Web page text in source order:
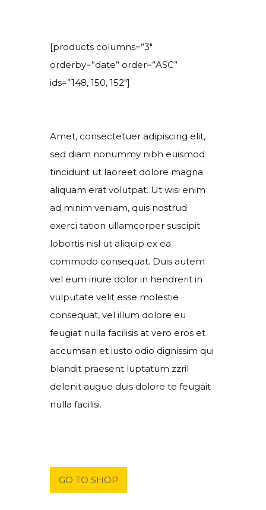
[products columns=”3″
orderby=”date” order=”ASC”
ids=”148, 150, 152″]
Amet, consectetuer adipiscing elit,
sed diam nonummy nibh euismod
tincidunt ut laoreet dolore magna
aliquam erat volutpat. Ut wisi enim
ad minim veniam, quis nostrud
exerci tation ullamcorper suscipit
lobortis nisl ut aliquip ex ea
commodo consequat. Duis autem
vel eum iriure dolor in hendrerit in
vulputate velit esse molestie
consequat, vel illum dolore eu
feugiat nulla facilisis at vero eros et
accumsan et iusto odio dignissim qui
blandit praesent luptatum zzril
delenit augue duis dolore te feugait
nulla facilisi.
GO TO SHOP